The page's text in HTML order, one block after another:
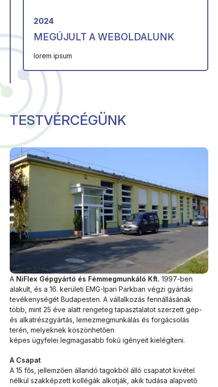
2024
MEGÚJULT A WEBOLDALUNK
lorem ipsum
TESTVÉRCÉGÜNK
A NiFlex Gépgyártó és Fémmegmunkáló Kft. 1997-ben
alakult, és a 16. kerületi EMG-Ipari Parkban végzi gyártási
tevékenységét Budapesten. A vállalkozás fennállásának
több, mint 25 éve alatt rengeteg tapasztalatot szerzett gép-
és alkatrészgyártás, lemezmegmunkálás és forgácsolás
terén, melyeknek köszönhetően
képes ügyfelei legmagasabb fokú igényeit kielégíteni.
A Csapat
A 15 fős, jellemzően állandó tagokból álló csapatot kivétel
nélkül szakképzett kollégák alkotják, akik tudása alapvető